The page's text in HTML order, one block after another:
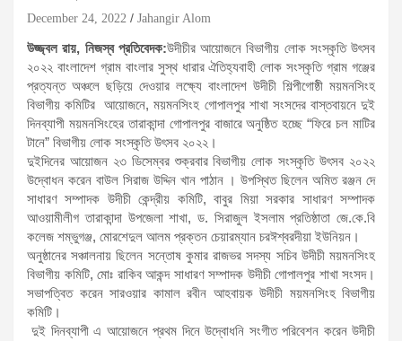
December 24, 2022 Jahangir Alom
উজ্জ্বল রায়, নিজস্ব প্রতিবেদক:উদীচীর আয়োজনে বিভাগীয় লোক সংস্কৃতি উৎসব
২০২২ বাংলাদেশ গ্রাম বাংলার সুস্থ ধারার ঐতিহ্যবাহী লোক সংস্কৃতি গ্রাম গঞ্জের
প্রত্যন্ত অঞ্চলে ছড়িয়ে দেওয়ার লক্ষ্যে বাংলাদেশ উদীচী শিল্পীগোষ্ঠী ময়মনসিংহ
বিভাগীয় কমিটির আয়োজনে, ময়মনসিংহ গোপালপুর শাখা সংসদের বাস্তবায়নে দুই
দিনব্যাপী ময়মনসিংহের তারাকান্দা গোপালপুর বাজারে অনুষ্ঠিত হচ্ছে “ফিরে চল মাটির
টানে” বিভাগীয় লোক সংস্কৃতি উৎসব ২০২২।
দুইদিনের আয়োজন ২৩ ডিসেম্বর শুক্রবার বিভাগীয় লোক সংস্কৃতি উৎসব ২০২২
উদ্বোধন করেন বাউল সিরাজ উদ্দিন খান পাঠান । উপস্থিত ছিলেন অমিত রঞ্জন দে
সাধারণ সম্পাদক উদীচী কেন্দ্রীয় কমিটি, বাবুর মিয়া সরকার সাধারণ সম্পাদক
আওয়ামীলীগ তারাকান্দা উপজেলা শাখা, ড. সিরাজুল ইসলাম প্রতিষ্ঠাতা জে.কে.বি
কলেজ শম্ভুগঞ্জ, মোরশেদুল আলম প্রক্তন চেয়ারম্যান চরঈশ্বরদীয়া ইউনিয়ন।
অনুষ্ঠানের সঞ্চালনায় ছিলেন সন্তোষ কুমার রাজভর সদস্য সচিব উদীচী ময়মনসিংহ
বিভাগীয় কমিটি, মোঃ রাকিব আকন্দ সাধারণ সম্পাদক উদীচী গোপালপুর শাখা সংসদ।
সভাপত্বিত করেন সারওয়ার কামাল রবীন আহবায়ক উদীচী ময়মনসিংহ বিভাগীয়
কমিটি।
দুই দিনব্যাপী এ আয়োজনে প্রথম দিনে উদ্বোধনি সংগীত পরিবেশন করেন উদীচী